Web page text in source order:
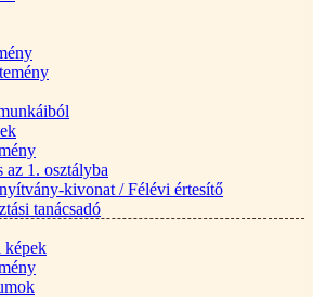
az 1. osztályba
kivonat / Félévi értesítő
tanácsadó
képek